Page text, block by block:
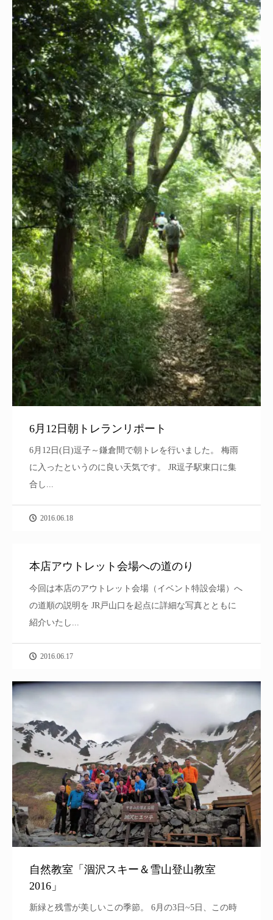
6月12日朝トレランリポート
6月12日(日)逗子～鎌倉間で朝トレを行いました。 梅雨
に入ったというのに良い天気です。 JR逗子駅東口に集
合し...
2016.06.18
本店アウトレット会場への道のり
今回は本店のアウトレット会場（イベント特設会場）へ
の道順の説明を JR戸山口を起点に詳細な写真とともに
紹介いたし...
2016.06.17
自然教室「涸沢スキー＆雪山登山教室
2016」
新緑と残雪が美しいこの季節。 6月の3日~5日、この時